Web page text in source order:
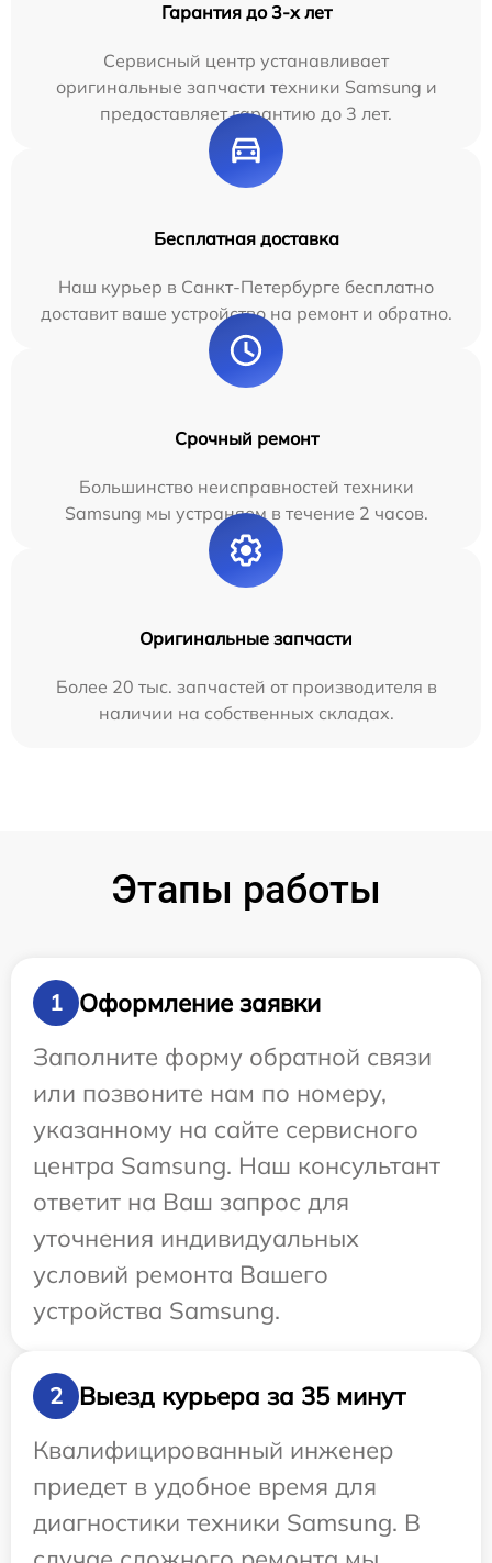
Гарантия до 3-х лет
Сервисный центр устанавливает
оригинальные запчасти техники Samsung и
предоставляет гарантию до 3 лет.
Бесплатная доставка
Наш курьер в Санкт-Петербурге бесплатно
доставит ваше устройство на ремонт и обратно.
Срочный ремонт
Большинство неисправностей техники
Samsung мы устраняем в течение 2 часов.
Оригинальные запчасти
Более 20 тыс. запчастей от производителя в
наличии на собственных складах.
Этапы работы
1
Оформление заявки
Заполните форму обратной связи
или позвоните нам по номеру,
указанному на сайте сервисного
центра Samsung. Наш консультант
ответит на Ваш запрос для
уточнения индивидуальных
условий ремонта Вашего
устройства Samsung.
2
Выезд курьера за 35 минут
Квалифицированный инженер
приедет в удобное время для
диагностики техники Samsung. В